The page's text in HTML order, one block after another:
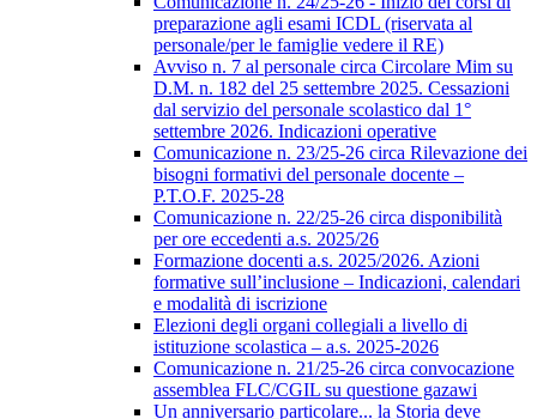
preparazione agli esami ICDL (riservata al
personale/per le famiglie vedere il RE)
Avviso n. 7 al personale circa Circolare Mim su
D.M. n. 182 del 25 settembre 2025. Cessazioni
dal servizio del personale scolastico dal 1°
settembre 2026. Indicazioni operative
Comunicazione n. 23/25-26 circa Rilevazione dei
bisogni formativi del personale docente –
P.T.O.F. 2025-28
Comunicazione n. 22/25-26 circa disponibilità
per ore eccedenti a.s. 2025/26
Formazione docenti a.s. 2025/2026. Azioni
formative sull’inclusione – Indicazioni, calendari
e modalità di iscrizione
Elezioni degli organi collegiali a livello di
istituzione scolastica – a.s. 2025-2026
Comunicazione n. 21/25-26 circa convocazione
assemblea FLC/CGIL su questione gazawi
Un anniversario particolare... la Storia deve